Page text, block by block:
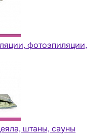
фотоэпиляции,
штаны, сауны